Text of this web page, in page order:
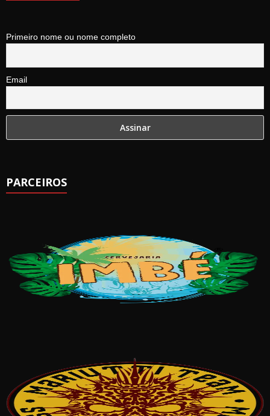
Primeiro nome ou nome completo
Email
PARCEIROS